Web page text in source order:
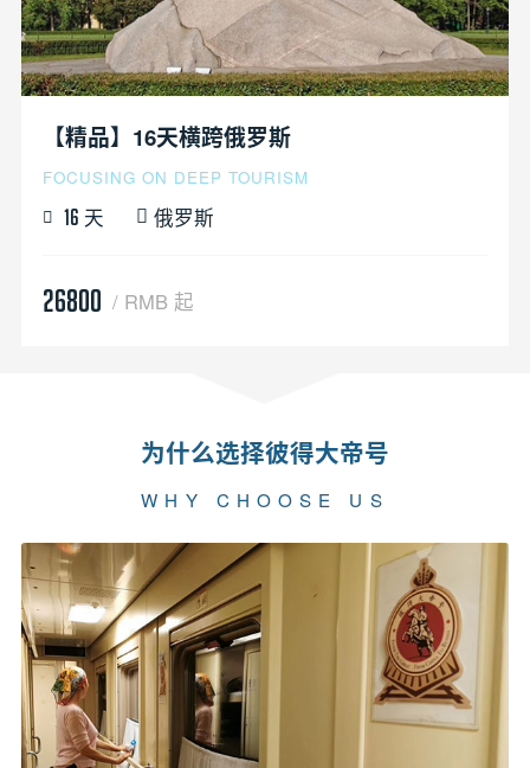
【精品】16天横跨俄罗斯
FOCUSING ON DEEP TOURISM
16 天 俄罗斯
26800 / RMB 起
为什么选择彼得大帝号
WHY CHOOSE US